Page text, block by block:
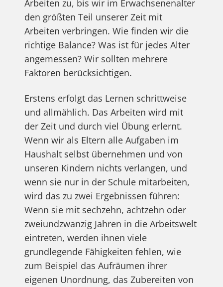
Arbeiten zu, bis wir im Erwachsenenalter
den größten Teil unserer Zeit mit
Arbeiten verbringen. Wie finden wir die
richtige Balance? Was ist für jedes Alter
angemessen? Wir sollten mehrere
Faktoren berücksichtigen.
Erstens erfolgt das Lernen schrittweise
und allmählich. Das Arbeiten wird mit
der Zeit und durch viel Übung erlernt.
Wenn wir als Eltern alle Aufgaben im
Haushalt selbst übernehmen und von
unseren Kindern nichts verlangen, und
wenn sie nur in der Schule mitarbeiten,
wird das zu zwei Ergebnissen führen:
Wenn sie mit sechzehn, achtzehn oder
zweiundzwanzig Jahren in die Arbeitswelt
eintreten, werden ihnen viele
grundlegende Fähigkeiten fehlen, wie
zum Beispiel das Aufräumen ihrer
eigenen Unordnung, das Zubereiten von